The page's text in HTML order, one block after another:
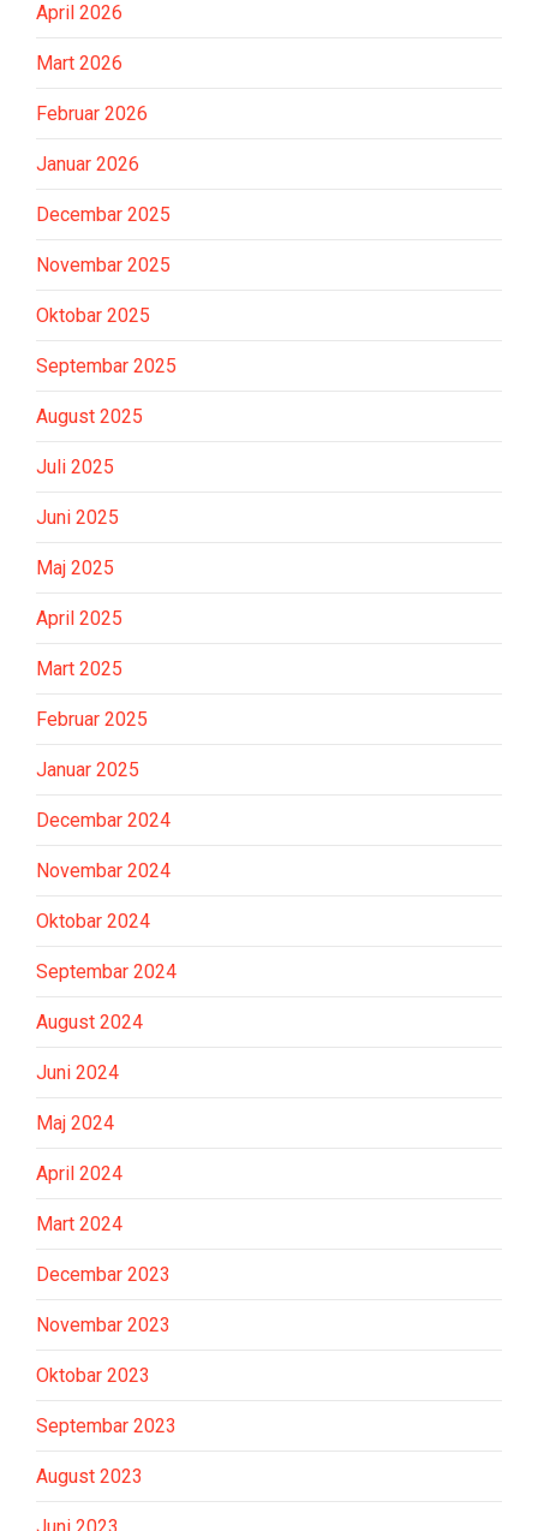
April 2026
Mart 2026
Februar 2026
Januar 2026
Decembar 2025
Novembar 2025
Oktobar 2025
Septembar 2025
August 2025
Juli 2025
Juni 2025
Maj 2025
April 2025
Mart 2025
Februar 2025
Januar 2025
Decembar 2024
Novembar 2024
Oktobar 2024
Septembar 2024
August 2024
Juni 2024
Maj 2024
April 2024
Mart 2024
Decembar 2023
Novembar 2023
Oktobar 2023
Septembar 2023
August 2023